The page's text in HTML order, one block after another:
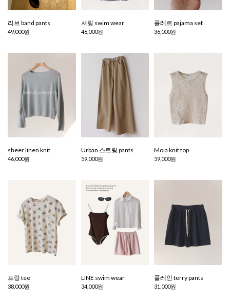
리브 band pants
49,000원
셔링 swim wear
46,000원
플레르 pajama set
36,000원
sheer linen knit
46,000원
Urban 스트링 pants
59,000원
Moia knit top
59,000원
프랑 tee
38,000원
LINE swim wear
34,000원
플레인 terry pants
31,000원